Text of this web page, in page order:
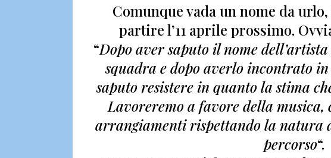
Comunque vadaun nome da
partire l’11 aprile prossimo.
“Dopo aver saputo il nome
squadra e dopo averlo incontrato
saputo resistere in quanto la stima
Lavoreremo a favore della
arrangiamenti rispettando la natura
percorso“.